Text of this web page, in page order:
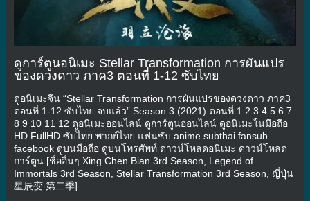
ดูการ์ตูนอนิเมะ Stellar Transformation การผันแปร
ของดวงดาว ภาค3 ตอนที่ 1-12 ซับไทย
ดูอนิเมะจีน “Stellar Transformation การผันแปรของดวงดาว ภาค3
ตอนที่ 1-12 ซับไทย จบแล้ว” Season 3 (2021) ตอนที่ 1 2 3 4 5 6 7
8 9 10 11 12 ดูอนิเมะออนไลน์ ดูการ์ตูนออนไลน์ ดูอนิเมะในมือถือ
HD FullHD ซับไทย พากย์ไทย แฟนซับ anime subthai fansub
facebook ดูบนมือถือ ดูบนโทรศัพท์ ดาวน์โหลดอนิเมะ ดาวน์โหลด
การ์ตูน [ชื่ออื่นๆ Xing Chen Bian 3rd Season, Legend of
Immortals 3rd Season, Stellar Transformation 3rd Season, ญี่ปุ่น
星辰变 第二季]